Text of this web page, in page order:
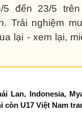
đến 23/5 trên
Trải nghiệm
lại - xem lại,
Lan, Indonesia,
còn U17 Việt Nam